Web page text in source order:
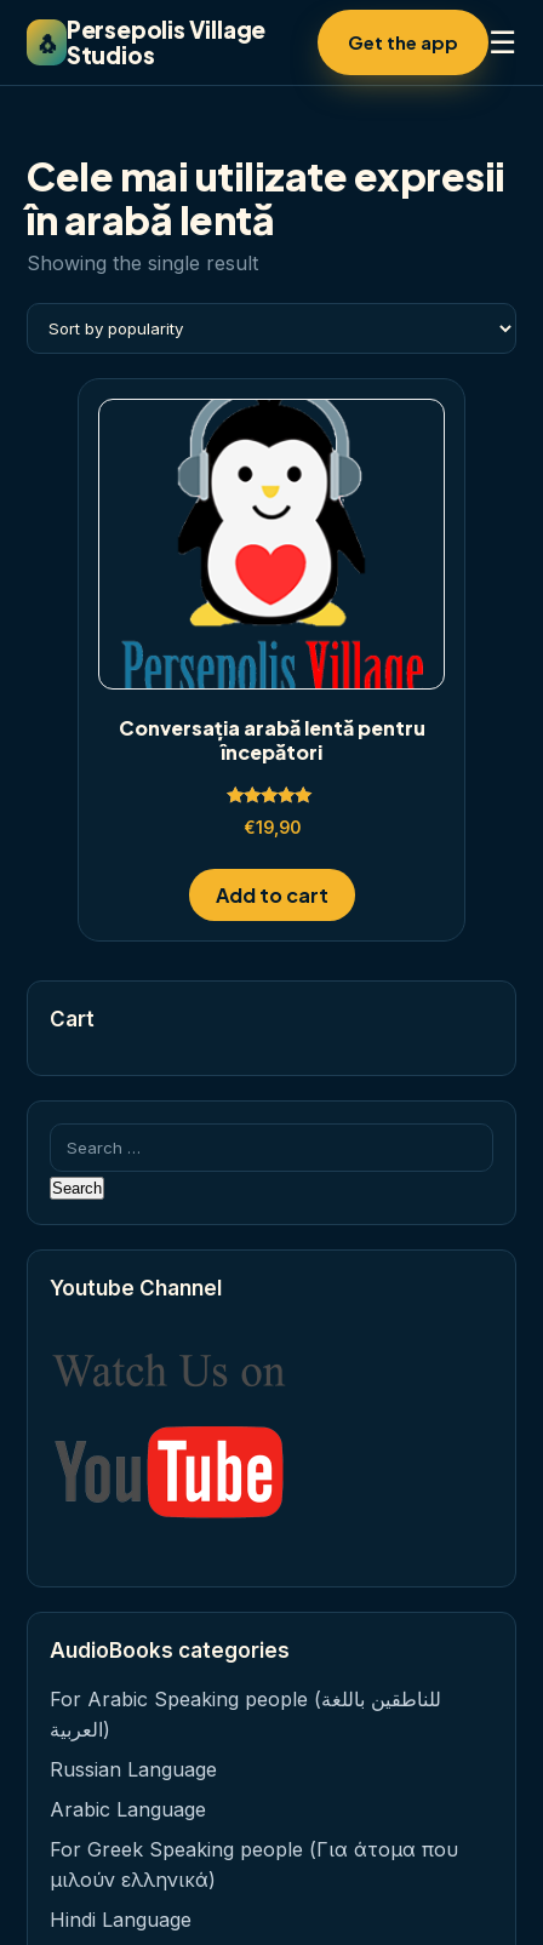
🐧 Persepolis Village
Studios
Get the app ☰
Cele mai utilizate expresii
în arabă lentă
Showing the single result
Conversația arabă lentă pentru
începători
Rated
5.00
€19,90
Add to cart
Cart
Search
for:
Youtube Channel
AudioBooks categories
For Arabic Speaking people (للناطقين باللغة
العربية)
Russian Language
Arabic Language
For Greek Speaking people (Για άτομα που
μιλούν ελληνικά)
Hindi Language